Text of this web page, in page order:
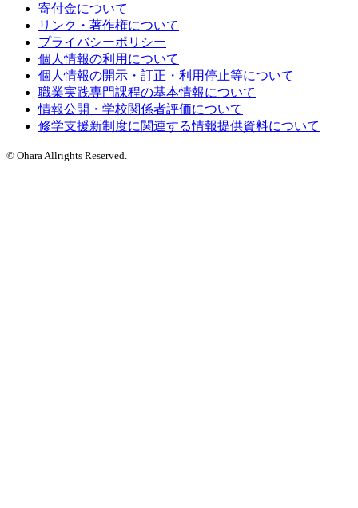
寄付金について
リンク・著作権について
プライバシーポリシー
個人情報の利用について
個人情報の開示・訂正・利用停止等について
職業実践専門課程の基本情報について
情報公開・学校関係者評価について
修学支援新制度に関連する情報提供資料について
© Ohara Allrights Reserved.